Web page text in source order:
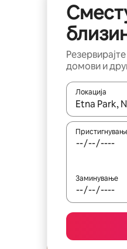
домови и
Локација
Кога
Заминување